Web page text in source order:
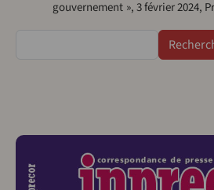
gouvernement », 3 février 2024,